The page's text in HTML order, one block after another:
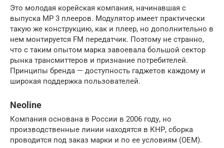
Это молодая корейская компания, начинавшая с
выпуска MP 3 плееров. Модулятор имеет практически
такую же конструкцию, как и плеер, но дополнительно в
нем монтируется FM передатчик. Поэтому не странно,
что с таким опытом марка завоевала большой сектор
рынка трансмиттеров и признание потребителей.
Принципы бренда — доступность гаджетов каждому и
широкая поддержка пользователей.
Neoline
Компания основана в России в 2006 году, но
производственные линии находятся в КНР, сборка
проводится под заказ марки и по ее условиям (ОЕМ).